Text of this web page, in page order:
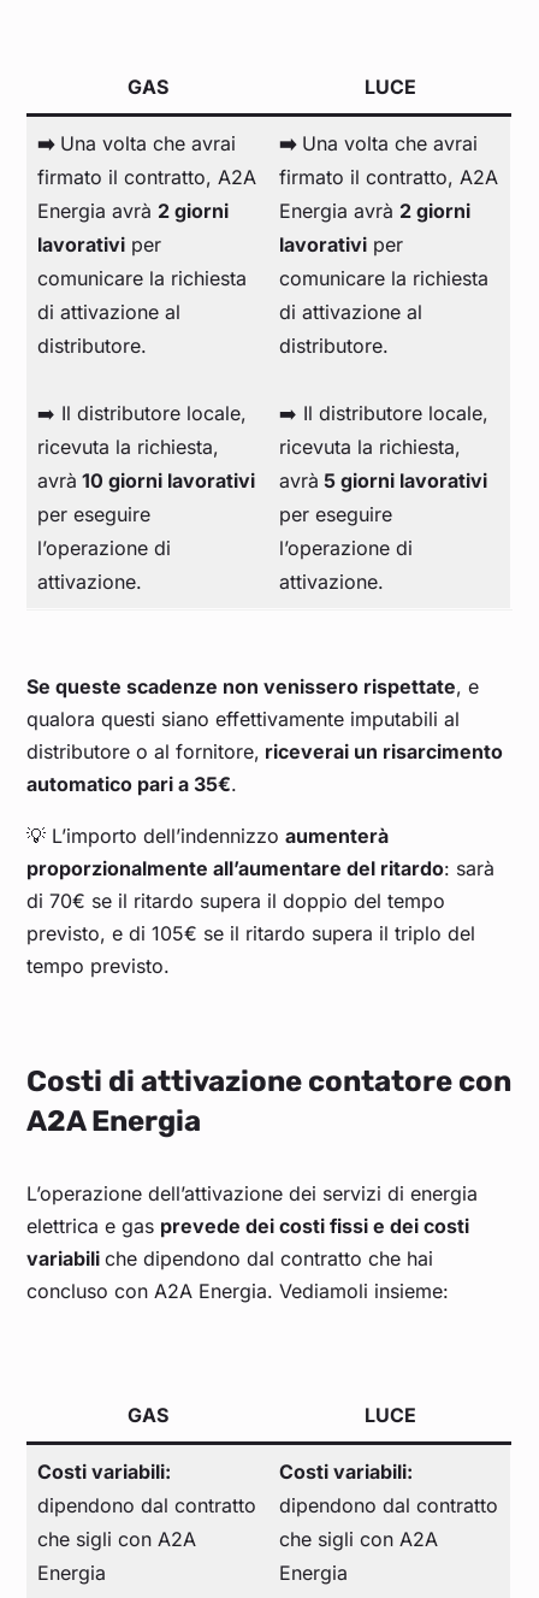
GAS LUCE
➡️ Una volta che avrai
firmato il contratto, A2A
Energia avrà 2 giorni
lavorativi per
comunicare la richiesta
di attivazione al
distributore.
➡️ Il distributore locale,
ricevuta la richiesta,
avrà 10 giorni lavorativi
per eseguire
l’operazione di
attivazione.
➡️ Una volta che avrai
firmato il contratto, A2A
Energia avrà 2 giorni
lavorativi per
comunicare la richiesta
di attivazione al
distributore.
➡️ Il distributore locale,
ricevuta la richiesta,
avrà 5 giorni lavorativi
per eseguire
l’operazione di
attivazione.
Se queste scadenze non venissero rispettate, e
qualora questi siano effettivamente imputabili al
distributore o al fornitore, riceverai un risarcimento
automatico pari a 35€.
💡 L’importo dell’indennizzoaumenterà
proporzionalmente all’aumentare del ritardo: sarà
di 70€ se il ritardo supera il doppio del tempo
previsto, e di 105€ se il ritardo supera il triplo del
tempo previsto.
Costi di attivazione contatore con
A2A Energia
L’operazione dell’attivazione dei servizi di energia
elettrica e gas prevede dei costi fissi e dei costi
variabiliche dipendono dal contratto che hai
concluso con A2A Energia. Vediamoli insieme:
GAS LUCE
Costi variabili:
dipendono dal contratto
che sigli con A2A
Energia
Costi variabili:
dipendono dal contratto
che sigli con A2A
Energia